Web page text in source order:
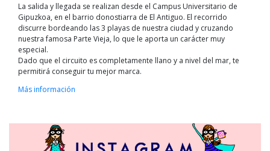
La salida y llegada se realizan desde el Campus Universitario de
Gipuzkoa, en el barrio donostiarra de El Antiguo. El recorrido
discurre bordeando las 3 playas de nuestra ciudad y cruzando
nuestra famosa Parte Vieja, lo que le aporta un carácter muy
especial.
Dado que el circuito es completamente llano y a nivel del mar, te
permitirá conseguir tu mejor marca.
Más información